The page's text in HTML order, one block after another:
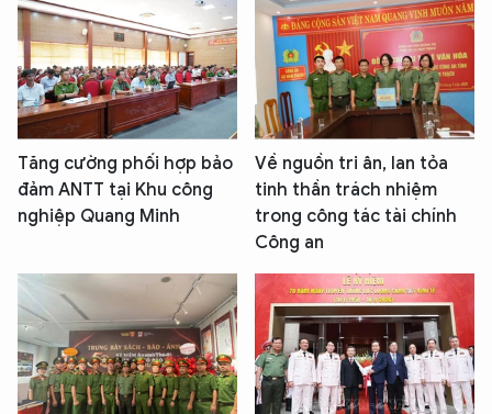
Tăng cường phối hợp bảo
đảm ANTT tại Khu công
nghiệp Quang Minh
Về nguồn tri ân, lan tỏa
tinh thần trách nhiệm
trong công tác tài chính
Công an